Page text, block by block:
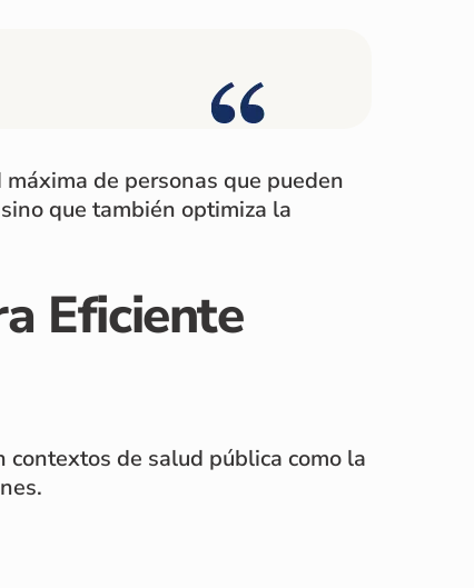
de personas que pueden
que también optimiza la
Eficiente
de salud pública como la